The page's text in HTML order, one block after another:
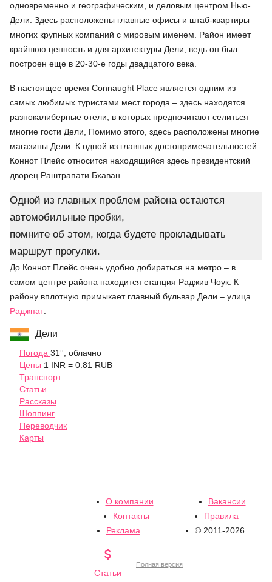
одновременно и географическим, и деловым центром Нью-
Дели. Здесь расположены главные офисы и штаб-квартиры
многих крупных компаний с мировым именем. Район имеет
крайнюю ценность и для архитектуры Дели, ведь он был
построен еще в 20-30-е годы двадцатого века.
В настоящее время Connaught Place является одним из
самых любимых туристами мест города – здесь находятся
разнокалиберные отели, в которых предпочитают селиться
многие гости Дели, Помимо этого, здесь расположены многие
магазины Дели. К одной из главных достопримечательностей
Коннот Плейс относится находящийся здесь президентский
дворец Раштрапати Бхаван.
Одной из главных проблем района остаются
автомобильные пробки,
помните об этом, когда будете прокладывать
маршрут прогулки.
До Коннот Плейс очень удобно добираться на метро – в
самом центре района находится станция Раджив Чоук. К
району вплотную примыкает главный бульвар Дели – улица
Раджпат.
Дели
Погода 31°, облачно
Цены 1 INR = 0.81 RUB
Транспорт
Статьи
Рассказы
Шоппинг
Переводчик
Карты
О компании
Вакансии
Контакты
Правила
Реклама
© 2011-2026

Статьи
Полная версия